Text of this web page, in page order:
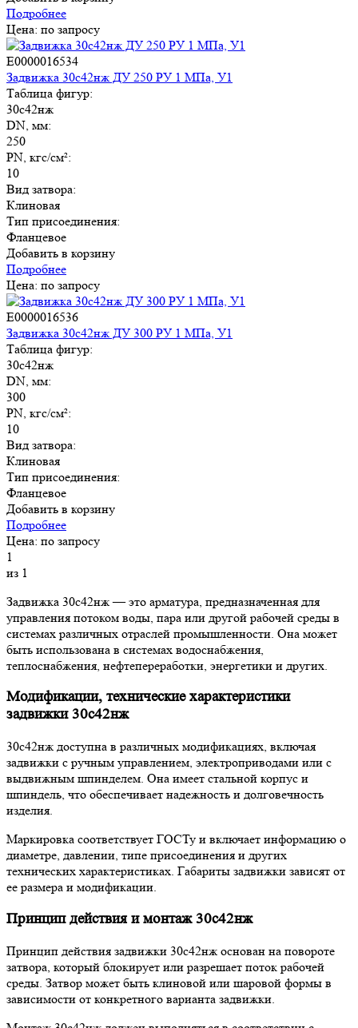
Подробнее
Цена: по запросу
E0000016534
Задвижка 30с42нж ДУ 250 РУ 1 МПа, У1
Таблица фигур:
30с42нж
DN, мм:
250
PN, кгс/см²:
10
Вид затвора:
Клиновая
Тип присоединения:
Фланцевое
Добавить в корзину
Подробнее
Цена: по запросу
E0000016536
Задвижка 30с42нж ДУ 300 РУ 1 МПа, У1
Таблица фигур:
30с42нж
DN, мм:
300
PN, кгс/см²:
10
Вид затвора:
Клиновая
Тип присоединения:
Фланцевое
Добавить в корзину
Подробнее
Цена: по запросу
1
из 1
Задвижка 30с42нж — это арматура, предназначенная для
управления потоком воды, пара или другой рабочей среды в
системах различных отраслей промышленности. Она может
быть использована в системах водоснабжения,
теплоснабжения, нефтепереработки, энергетики и других.
Модификации, технические характеристики
задвижки30с42нж
30с42нж доступна в различных модификациях, включая
задвижки с ручным управлением, электроприводами или с
выдвижным шпинделем. Она имеет стальной корпус и
шпиндель, что обеспечивает надежность и долговечность
изделия.
Маркировка соответствует ГОСТу и включает информацию о
диаметре, давлении, типе присоединения и других
технических характеристиках. Габариты задвижки зависят от
ее размера и модификации.
Принцип действия и монтаж30с42нж
Принцип действия задвижки 30с42нж основан на повороте
затвора, который блокирует или разрешает поток рабочей
среды. Затвор может быть клиновой или шаровой формы в
зависимости от конкретного варианта задвижки.